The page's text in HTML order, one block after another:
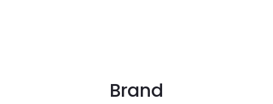
Brand